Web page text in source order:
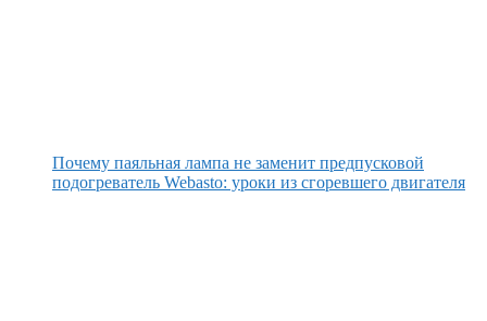
Почему паяльная лампа не заменит предпусковой
подогреватель Webasto: уроки из сгоревшего двигателя